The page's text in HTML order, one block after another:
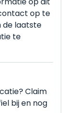
op te
de laatste
te
Claim
bij en nog